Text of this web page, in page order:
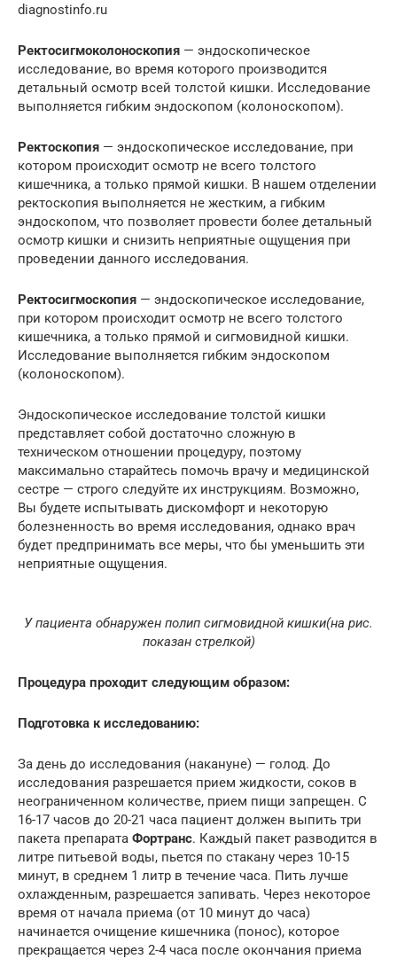
diagnostinfo.ru
Ректосигмоколоноскопия — эндоскопическое
исследование, во время которого производится
детальный осмотр всей толстой кишки. Исследование
выполняется гибким эндоскопом (колоноскопом).
Ректоскопия — эндоскопическое исследование, при
котором происходит осмотр не всего толстого
кишечника, а только прямой кишки. В нашем отделении
ректоскопия выполняется не жестким, а гибким
эндоскопом, что позволяет провести более детальный
осмотр кишки и снизить неприятные ощущения при
проведении данного исследования.
Ректосигмоскопия — эндоскопическое исследование,
при котором происходит осмотр не всего толстого
кишечника, а только прямой и сигмовидной кишки.
Исследование выполняется гибким эндоскопом
(колоноскопом).
Эндоскопическое исследование толстой кишки
представляет собой достаточно сложную в
техническом отношении процедуру, поэтому
максимально старайтесь помочь врачу и медицинской
сестре — строго следуйте их инструкциям. Возможно,
Вы будете испытывать дискомфорт и некоторую
болезненность во время исследования, однако врач
будет предпринимать все меры, что бы уменьшить эти
неприятные ощущения.
У пациента обнаружен полип сигмовидной кишки(на рис.
показан стрелкой)
Процедура проходит следующим образом:
Подготовка к исследованию:
За день до исследования (накануне) — голод. До
исследования разрешается прием жидкости, соков в
неограниченном количестве, прием пищи запрещен. С
16-17 часов до 20-21 часа пациент должен выпить три
пакета препарата Фортранс. Каждый пакет разводится в
литре питьевой воды, пьется по стакану через 10-15
минут, в среднем 1 литр в течение часа. Пить лучше
охлажденным, разрешается запивать. Через некоторое
время от начала приема (от 10 минут до часа)
начинается очищение кишечника (понос), которое
прекращается через 2-4 часа после окончания приема